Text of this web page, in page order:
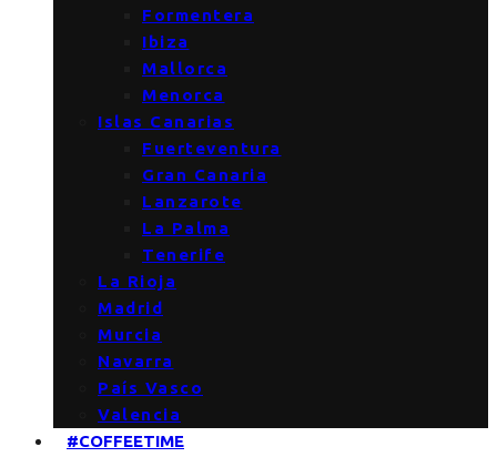
Formentera
Ibiza
Mallorca
Menorca
Islas Canarias
Fuerteventura
Gran Canaria
Lanzarote
La Palma
Tenerife
La Rioja
Madrid
Murcia
Navarra
País Vasco
Valencia
#COFFEETIME